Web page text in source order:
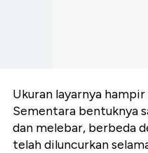
Ukuran layarnya
Sementara bentuknya
dan melebar, berbeda
telah diluncurkan